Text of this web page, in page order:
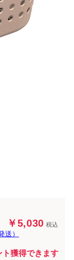
￥5,030 税込
）
ト獲得できます